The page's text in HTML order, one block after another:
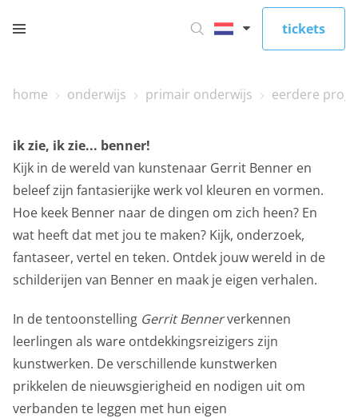
tickets
home onderwijs primair onderwijs eerdere
ik zie, ik zie... benner!
Kijk in de wereld van kunstenaar Gerrit Benner en
beleef zijn fantasierijke werk vol kleuren en vormen.
Hoe keek Benner naar de dingen om zich heen? En
wat heeft dat met jou te maken? Kijk, onderzoek,
fantaseer, vertel en teken. Ontdek jouw wereld in de
schilderijen van Benner en maak je eigen verhalen.
In de tentoonstelling Gerrit Bennerverkennen
leerlingen als ware ontdekkingsreizigers zijn
kunstwerken. De verschillende kunstwerken
prikkelen de nieuwsgierigheid en nodigen uit om
verbanden te leggen met hun eigen